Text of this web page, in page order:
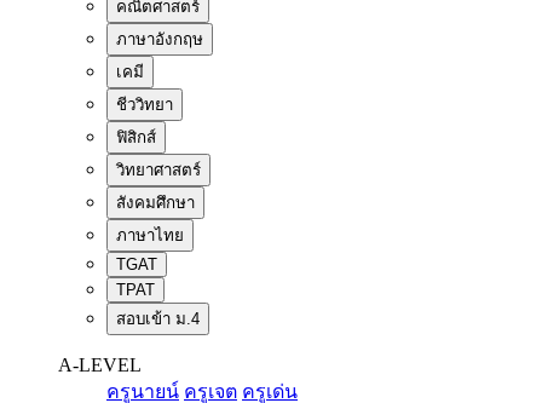
คณิตศาสตร์
ภาษาอังกฤษ
เคมี
ชีววิทยา
ฟิสิกส์
วิทยาศาสตร์
สังคมศึกษา
ภาษาไทย
TGAT
TPAT
สอบเข้า ม.4
A-LEVEL
ครูนายน์ ครูเจต ครูเด่น